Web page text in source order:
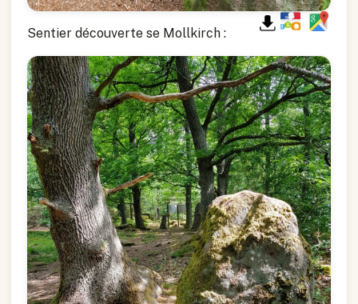
Sentier découverte se Mollkirch :